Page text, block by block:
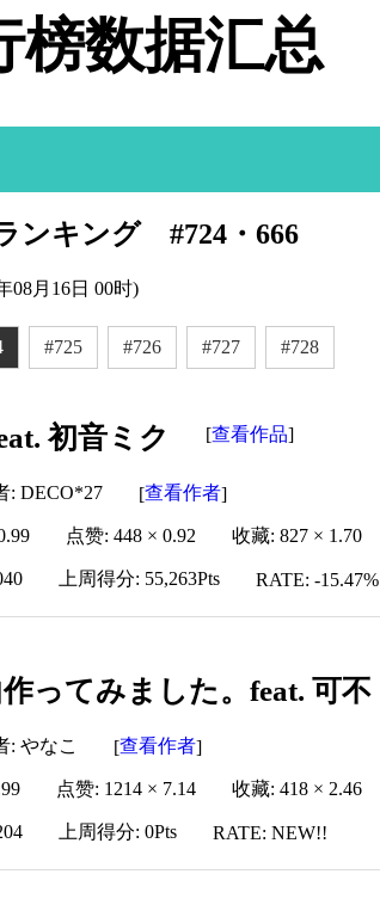
榜数据汇总
ンキング #724・666
08月16日 00时)
#725 #726 #727 #728
初音ミク [查看作品]
: DECO*27 [查看作者]
点赞: 448 × 0.92 收藏: 827 × 1.70
上周得分: 55,263Pts RATE: -15.47%
ってみました。feat. 可不
: やなこ [查看作者]
点赞: 1214 × 7.14 收藏: 418 × 2.46
上周得分: 0Pts RATE: NEW!!